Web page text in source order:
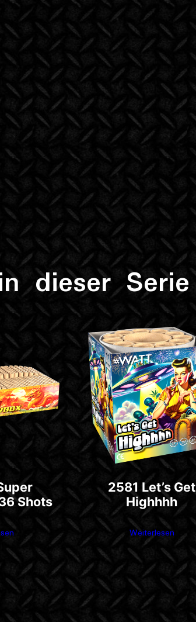
dieser Serie
Shots
2581 Let’s Get
Highhhh
Weiterlesen